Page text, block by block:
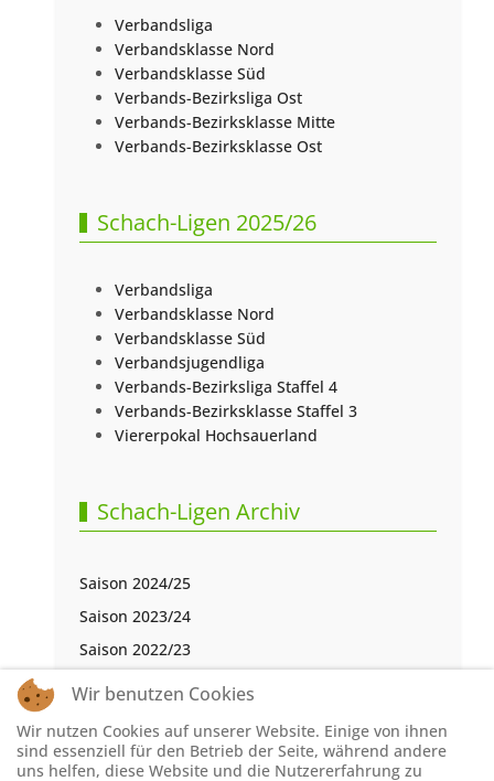
Verbandsliga
Verbandsklasse Nord
Verbandsklasse Süd
Verbands-Bezirksliga Ost
Verbands-Bezirksklasse Mitte
Verbands-Bezirksklasse Ost
Schach-Ligen 2025/26
Verbandsliga
Verbandsklasse Nord
Verbandsklasse Süd
Verbandsjugendliga
Verbands-Bezirksliga Staffel 4
Verbands-Bezirksklasse Staffel 3
Viererpokal Hochsauerland
Schach-Ligen Archiv
Saison 2024/25
Saison 2023/24
Saison 2022/23
Saison 2021/22
Saison 2019/20
Wir benutzen Cookies
Wir nutzen Cookies auf unserer Website. Einige von ihnen
sind essenziell für den Betrieb der Seite, während andere
uns helfen, diese Website und die Nutzererfahrung zu